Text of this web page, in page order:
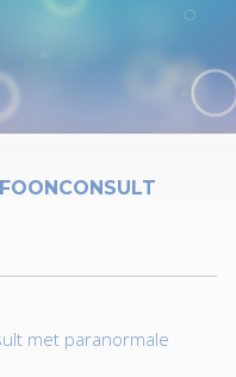
met paranormale